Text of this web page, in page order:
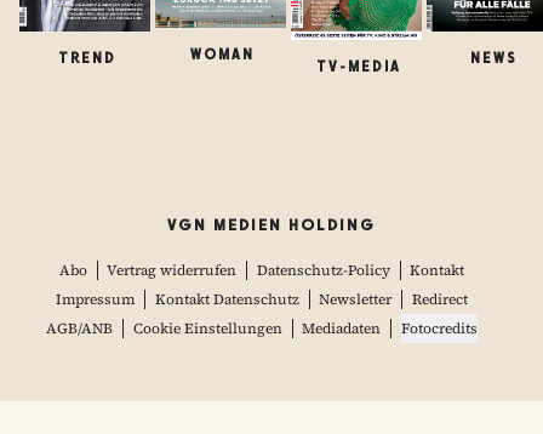
TREND WOMAN
TV-MEDIA
NEWS
VGN MEDIEN HOLDING
Abo Vertrag widerrufen Datenschutz-Policy
Kontakt
Impressum
Kontakt Datenschutz Newsletter
Redirect
AGB/ANB
Cookie Einstellungen Mediadaten Fotocredits